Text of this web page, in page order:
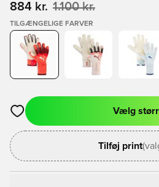
884 kr. 1.100 kr.
TILGÆNGELIGE FARVER
Åbner en Modal til at logge ind
Vælg
Tilføj print